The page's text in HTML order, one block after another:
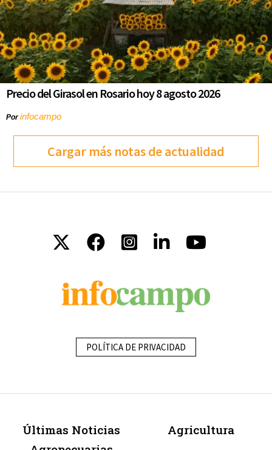
Precio del Girasol en Rosario hoy 8 agosto 2026
Porinfocampo
Cargar más notas de actualidad
POLÍTICA DE PRIVACIDAD
Últimas Noticias
Agricultura